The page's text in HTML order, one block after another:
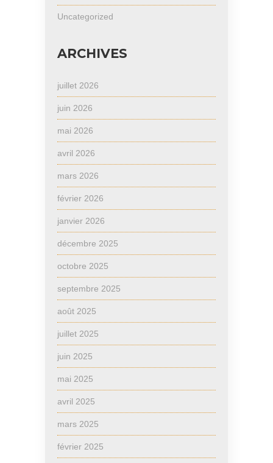
Uncategorized
ARCHIVES
juillet 2026
juin 2026
mai 2026
avril 2026
mars 2026
février 2026
janvier 2026
décembre 2025
octobre 2025
septembre 2025
août 2025
juillet 2025
juin 2025
mai 2025
avril 2025
mars 2025
février 2025